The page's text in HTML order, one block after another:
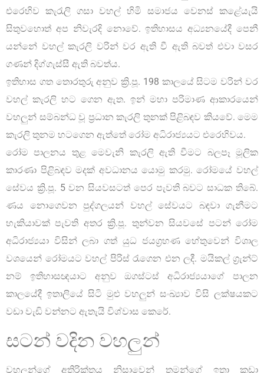
එරෙහිව කැරැලි ගසා වහල් හිමි සමාජය වෙනස් කළේයැයි
සිතුවහොත් අප නිවැරදි නොවේ. ඉතිහාසය අධ්‍යනයේදී පෙනී
යන්නේ වහල් කැරලි වරින් වර ඇති වී ඇති බවත් එවා වසර
ගණන් දිග්ගැස්සී ඇති බවත්ය.
ඉතිහාස ගත තොරතුරු අනුව ක්‍රි.පූ. 198 කාලයේ සිටම වරින් වර
වහල් කැරලි හට ගෙන ඇත. ඉන් මහා පරිමාණ ආකාරයෙන්
වහලුන් සම්බන්ධ වූ ප්‍රධාන කැරලි තුනක් පිළිබඳව කියවේ. මෙම
කැරලි තුනම හටගෙන ඇත්තේ රෝම අධිරාජ්‍යයට එරෙහිවය.
රෝම පාලනය තුළ මෙවැනි කැරලි ඇති වීමට බලපෑ මූලික
කාරණා පිළිබඳව මදක් අවධානය යොමු කරමු. රෝමයේ වහල්
සේවය ක්‍රි.පූ. 5 වන සියවසටත් පෙර පැවති බවට සාධක තිබේ.
ණය නොගෙවන පුද්ගලයන් වහල් සේවයට බඳවා ගැනීමට
හැකියාවක් පැවති අතර ක්‍රි.පූ. තුන්වන සියවසේ පටන් රෝම
අධිරාජ්‍යයා විසින් ලබා ගත් යුධ ජයග්‍රහණ හේතුවෙන් විශාල
වශයෙන් රෝමයට වහල් පිරිස් රැගෙන එන ලදී. මයිකල් ග්‍රැන්ට්
නම් ඉතිහාසඥයාට අනුව ඔගස්ටස් අධිරාජ්‍යයාගේ පාලන
කාලයේදී ඉතාලියේ සිටි මුළු වහලුන් සංඛ්‍යාව විසි ලක්ෂයකට
වඩා වැඩි වන්නට ඇතැයි විශ්වාස කෙරේ.
සටන් වදින වහලුන්
වහලුන්ගේ අතිරික්තය නිසාවෙන් තමන්ගේ ඉතා කුඩා